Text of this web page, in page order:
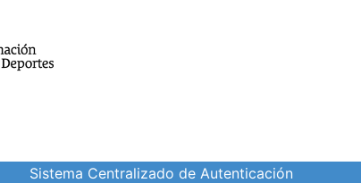
Sistema Centralizado de Autenticación